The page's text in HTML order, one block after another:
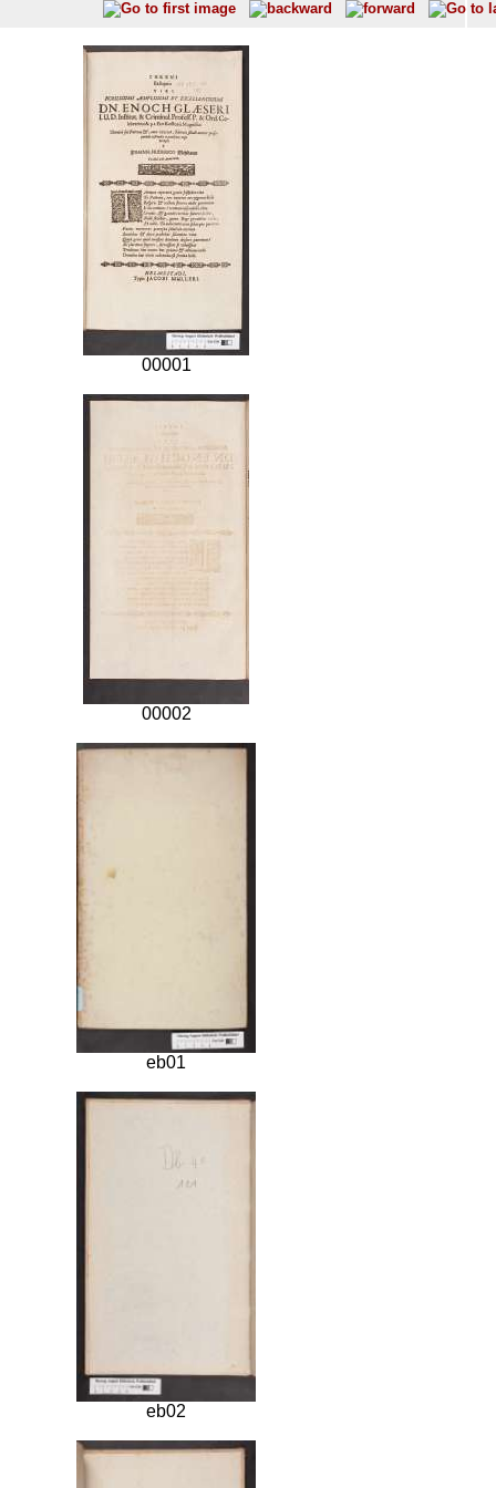
00001
00002
eb01
eb02